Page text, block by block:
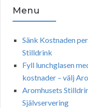
Menu
Sänk Kostnaden
Stilldrink
Fyll lunchglasen
kostnader – välj
Aromhusets
Självservering